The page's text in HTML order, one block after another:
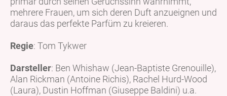
mehrere Frauen, um sich deren Duft anzueignen und
daraus das perfekte Parfüm zu kreieren.
Regie: Tom Tykwer
Darsteller: Ben Whishaw (Jean-Baptiste Grenouille),
Alan Rickman (Antoine Richis), Rachel Hurd-Wood
(Laura), Dustin Hoffman (Giuseppe Baldini) u.a.